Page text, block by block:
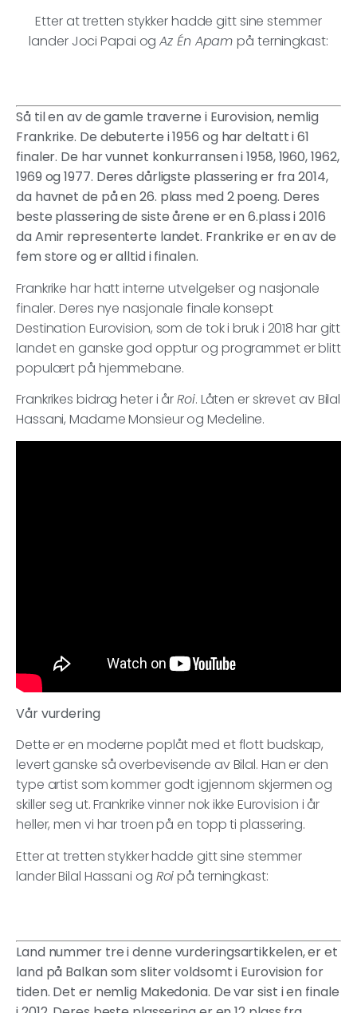
Etter at tretten stykker hadde gitt sine stemmer
lander Joci Papai ogAz Én Apampå terningkast:
Så til en av de gamle traverne i Eurovision, nemlig
Frankrike. De debuterte i 1956 og har deltatt i 61
finaler. De har vunnet konkurransen i 1958, 1960, 1962,
1969 og 1977. Deres dårligste plassering er fra 2014,
da havnet de på en 26. plass med 2 poeng. Deres
beste plassering de siste årene er en 6.plass i 2016
da Amir representerte landet. Frankrike er en av de
fem store og er alltid i finalen.
Frankrike har hatt interne utvelgelser og nasjonale
finaler. Deres nye nasjonale finale konsept
Destination Eurovision, som de tok i bruk i 2018 har gitt
landet en ganske god opptur og programmet er blitt
populært på hjemmebane.
Frankrikes bidrag heter i årRoi. Låten er skrevet av Bilal
Hassani, Madame Monsieur og Medeline.
Vår vurdering
Dette er en moderne poplåt med et flott budskap,
levert ganske så overbevisende av Bilal. Han er den
type artist som kommer godt igjennom skjermen og
skiller seg ut. Frankrike vinner nok ikke Eurovision i år
heller, men vi har troen på en topp ti plassering.
Etter at tretten stykker hadde gitt sine stemmer
lander Bilal Hassani og Roipå terningkast:
Land nummer tre i denne vurderingsartikkelen, er et
land på Balkan som sliter voldsomt i Eurovision for
tiden. Det er nemlig Makedonia. De var sist i en finale